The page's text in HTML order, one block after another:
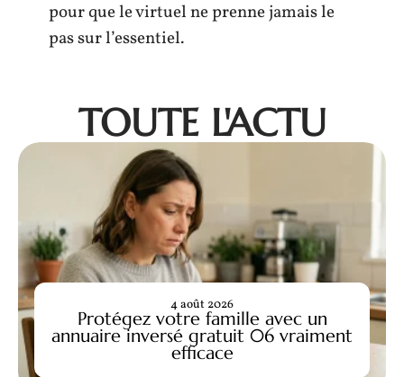
pour que le virtuel ne prenne jamais le
pas sur l’essentiel.
TOUTE L'ACTU
Protégez votre famille avec un
annuaire inversé gratuit 06 vraiment
efficace
4 août 2026